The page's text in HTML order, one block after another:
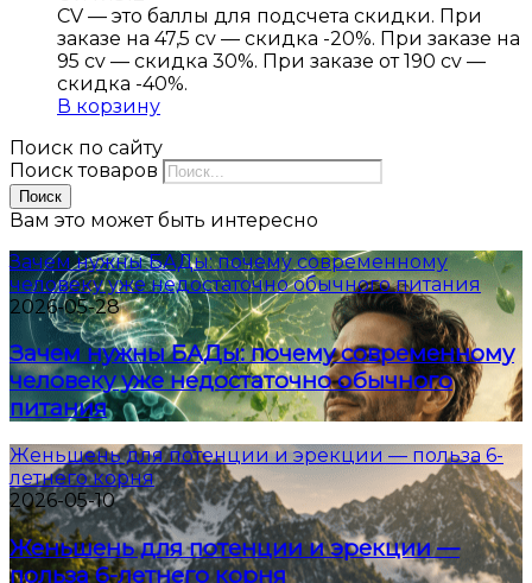
CV — это баллы для подсчета скидки. При
заказе на 47,5 cv — скидка -20%. При заказе на
95 cv — скидка 30%. При заказе от 190 cv —
скидка -40%.
В корзину
Поиск по сайту
Поиск товаров
Поиск
Вам это может быть интересно
Зачем нужны БАДы: почему современному
человеку уже недостаточно обычного питания
2026-05-28
Зачем нужны БАДы: почему современному
человеку уже недостаточно обычного
питания
Женьшень для потенции и эрекции — польза 6-
летнего корня
2026-05-10
Женьшень для потенции и эрекции —
польза 6-летнего корня